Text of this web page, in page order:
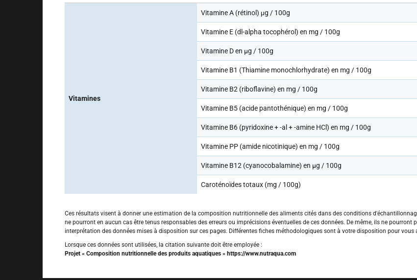
Vitamines
Vitamine A (rétinol) μg / 100g
Vitamine E (dl-alpha tocophérol) en mg / 100g
Vitamine D en µg / 100g
Vitamine B1 (Thiamine monochlorhydrate) en mg / 100g
Vitamine B2 (riboflavine) en mg / 100g
Vitamine B5 (acide pantothénique) en mg / 100g
Vitamine B6 (pyridoxine + -al + -amine HCl) en mg / 100g
Vitamine PP (amide nicotinique) en mg / 100g
Vitamine B12 (cyanocobalamine) en µg / 100g
Caroténoïdes totaux (mg / 100g)
Ces résultats visent à donner une estimation de la composition nutritionnelle des aliments cités dans des conditions
ne pourront en aucun cas être tenus responsables des erreurs ou imprécisions éventuelles de ces données. De même, ils ne
interprétation des données mises à disposition sur ces pages. Différentes fiches méthodologiques sont à votre disposition pour vous
Lorsque ces données sont utilisées, la citation suivante doit être employée :
Projet « Composition nutritionnelle des produits aquatiques » https://www.nutraqua.com